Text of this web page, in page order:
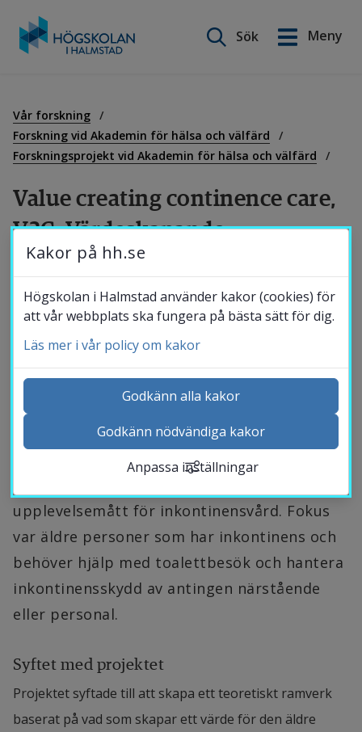
innehåll
Sök
Meny
Vår forskning
Forskning vid Akademin för hälsa och välfärd
Forskningsprojekt vid Akademin för hälsa och välfärd
Value creating continence care,
V3C, Värdeskapande
inkontinentvård
Inkontinens är ett vanligt hälsoproblem och
ökar i frekvens med stigande ålder. Det kan
leda till att äldre personer behöver använda
inkontinensskydd. Företaget Essity
kontaktade Högskolan i Halmstad för att,
baserat på forskning, skapa ett teoretiskt
ramverk för vad som är värdeskapande och
upplevelsemått för inkontinensvård. Fokus
var äldre personer som har inkontinens och
behöver hjälp med toalettbesök och hantera
inkontinensskydd av antingen närstående
eller personal.
Syftet med projektet
Projektet syftade till att skapa ett teoretiskt ramverk
baserat på vad som skapar ett värde för den äldre
English
Utbildning
Forskning
Samverkan
Om Högskolan
Bibliotek
Kontakta och besök oss
Kalender
Sök personal
Studentwebb
Medarbetarwebb Insidan
Länk till
Kakor på hh.se
Högskolan i Halmstad använder kakor (cookies) för
att vår webbplats ska fungera på bästa sätt för dig.
Läs mer i vår policy om kakor
Godkänn alla kakor
Godkänn nödvändiga kakor
Anpassa inställningar